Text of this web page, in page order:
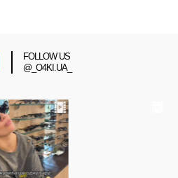
FOLLOW US
@_O4KI.UA_